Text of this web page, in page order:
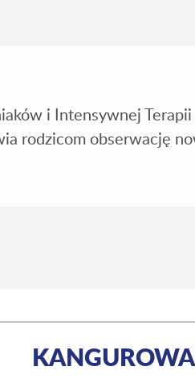
i Intensywnej
rodzicom obserwację